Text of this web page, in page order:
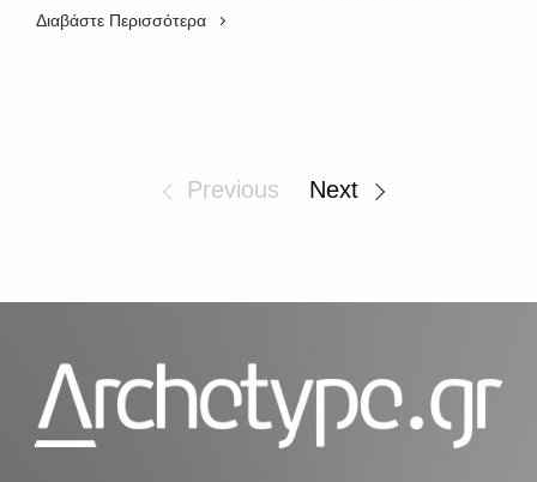
Διαβάστε Περισσότερα
Previous Next